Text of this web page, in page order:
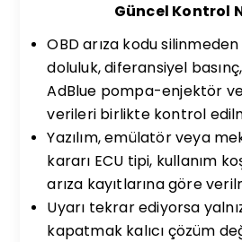
Güncel Kontrol
OBD arıza kodu
doluluk, diferansiyel
AdBlue pompa-enjektör ve
verileri birlikte kontrol
Yazılım, emülatör veya
kararı ECU tipi, kullanım
arıza kayıtlarına göre
Uyarı tekrar ediyorsa
kapatmak kalıcı çözüm